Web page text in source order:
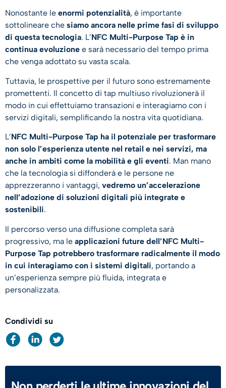
Nonostante le enormi potenzialità, è importante
sottolineare che siamo ancora nelle prime fasi di sviluppo
di questa tecnologia. L’NFC Multi-Purpose Tap è in
continua evoluzione e sarà necessario del tempo prima
che venga adottato su vasta scala.
Tuttavia, le prospettive per il futuro sono estremamente
promettenti. Il concetto di tap multiuso rivoluzionerà il
modo in cui effettuiamo transazioni e interagiamo con i
servizi digitali, semplificando la nostra vita quotidiana.
L’NFC Multi-Purpose Tap ha il potenziale per trasformare
non solo l’esperienza utente nel retail e nei servizi, ma
anche in ambiti come la mobilità e gli eventi. Man mano
che la tecnologia si diffonderà e le persone ne
apprezzeranno i vantaggi, vedremo un’accelerazione
nell’adozione di soluzioni digitali più integrate e
sostenibili.
Il percorso verso una diffusione completa sarà
progressivo, ma le applicazioni future dell’NFC Multi-
Purpose Tap potrebbero trasformare radicalmente il modo
in cui interagiamo con i sistemi digitali, portando a
un’esperienza sempre più fluida, integrata e
personalizzata.
Condividi su